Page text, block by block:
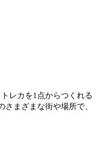
レカを1点からつくれる
まざまな街や場所で、